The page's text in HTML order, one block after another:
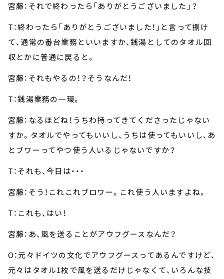
宮藤：それで終わったら「ありがとうございました」？
T：終わったら「ありがとうございました！」と言って捌け
て、通常の番台業務といいますか、銭湯としてのタオル回
収とかに普通に戻ると。
宮藤：それもやるの！？そうなんだ！
T：銭湯業務の一環。
宮藤：なるほどね！うちわ持ってきてくださったじゃない
すか。タオルでやってもいいし、うちは使ってもいいし、あ
とブワーってやつ使う人いるじゃないですか？
T：それも、今日は・・・
宮藤：そう！これこれブロワー。これ使う人いますよね。
T：これも、はい！
宮藤：あ、風を送ることがアウフグースなんだ？
O：元々ドイツの文化でアウフグースってあるんですけど、
元々はタオル1枚で風を送るだけじゃなくて、いろんな技